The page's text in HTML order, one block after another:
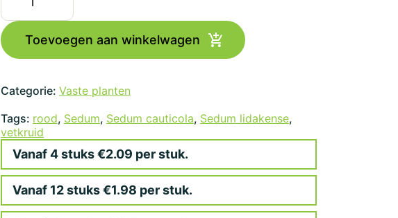
cauticola
'Lidakense'
aantal
Toevoegen aan winkelwagen
Categorie: Vaste planten
Tags: rood, Sedum, Sedum cauticola, Sedum lidakense,
vetkruid
Vanaf 4 stuks €2.09 per stuk.
Vanaf 12 stuks €1.98 per stuk.